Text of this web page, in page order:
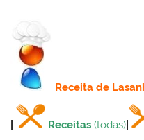
Receitade
Receitas (todas)